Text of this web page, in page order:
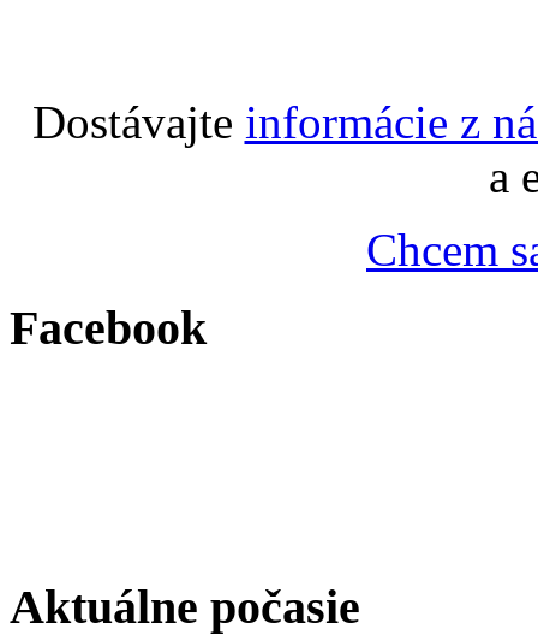
Dostávajte informácie z
a
Chcem
Facebook
Aktuálne počasie